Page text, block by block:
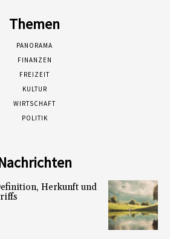
Themen
PANORAMA
FINANZEN
FREIZEIT
KULTUR
WIRTSCHAFT
POLITIK
Herkunft und